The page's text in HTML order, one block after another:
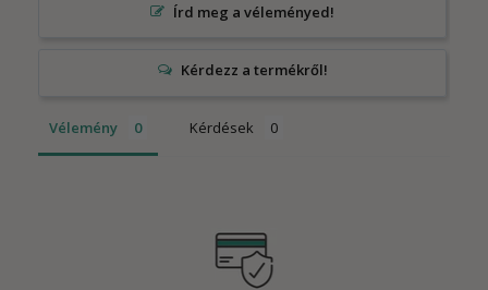
Írd meg a véleményed!
Vélemény Kérdések